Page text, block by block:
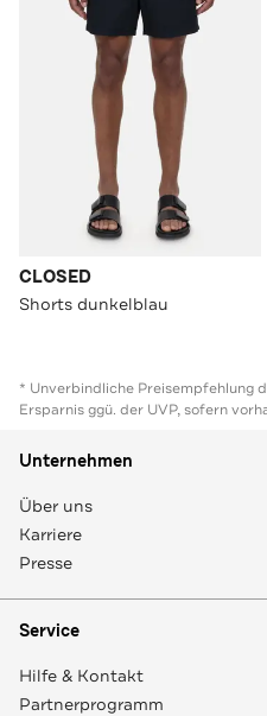
CLOSED
Shorts dunkelblau
* Unverbindliche Preisempfehlung
Ersparnis ggü. der UVP, sofern
Unternehmen
Über uns
Karriere
Presse
Service
Hilfe & Kontakt
Partnerprogramm